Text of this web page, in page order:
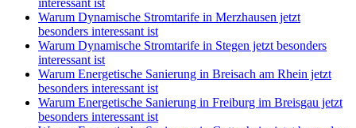
interessant ist
Warum Dynamische Stromtarife in Merzhausen jetzt
besonders interessant ist
Warum Dynamische Stromtarife in Stegen jetzt besonders
interessant ist
Warum Energetische Sanierung in Breisach am Rhein jetzt
besonders interessant ist
Warum Energetische Sanierung in Freiburg im Breisgau jetzt
besonders interessant ist